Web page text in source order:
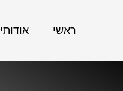
ראשי אודותי